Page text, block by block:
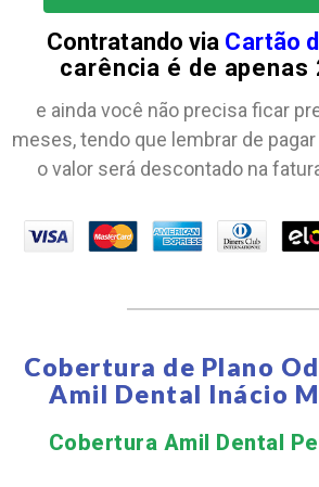
Contratando via Cartão
carência é de apenas
e ainda você não precisa ficar
meses, tendo que lembrar de
o valor será descontado na
Cobertura de Plano
Amil Dental Inácio
Cobertura Amil Dental